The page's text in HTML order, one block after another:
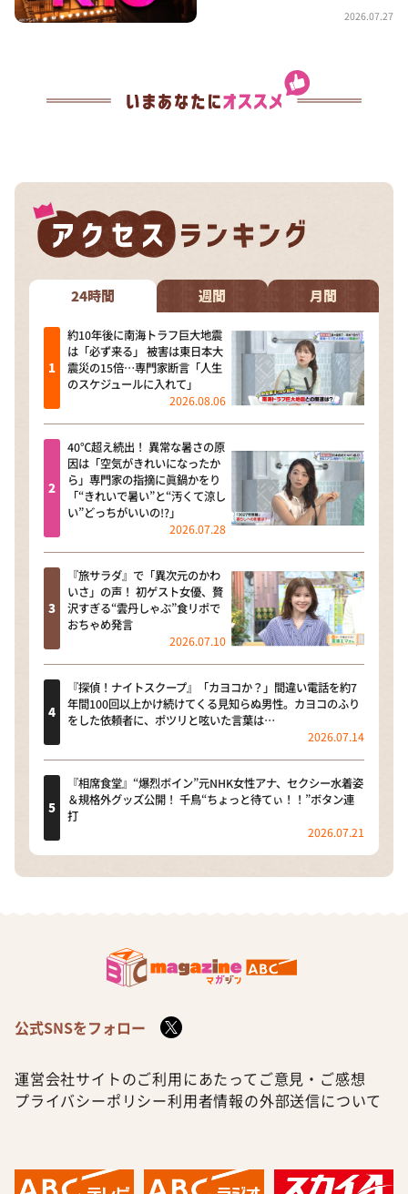
2026.07.27
24時間 週間 月間
約10年後に南海トラフ巨大地震
は「必ず来る」 被害は東日本大
震災の15倍…専門家断言「人生
のスケジュールに入れて」
2026.08.06
40℃超え続出！ 異常な暑さの原
因は「空気がきれいになったか
ら」専門家の指摘に眞鍋かをり
「“きれいで暑い”と“汚くて涼し
い”どっちがいいの!?」
2026.07.28
『旅サラダ』で「異次元のかわ
いさ」の声！ 初ゲスト女優、贅
沢すぎる“雲丹しゃぶ”食リポで
おちゃめ発言
2026.07.10
『探偵！ナイトスクープ』「カヨコか？」間違い電話を約7
年間100回以上かけ続けてくる見知らぬ男性。カヨコのふり
をした依頼者に、ポツリと呟いた言葉は…
2026.07.14
『相席食堂』“爆烈ボイン”元NHK女性アナ、セクシー水着姿
＆規格外グッズ公開！ 千鳥“ちょっと待てぃ！！”ボタン連
打
2026.07.21
公式SNSをフォロー
運営会社サイトのご利用にあたって ご意見・ご感想
プライバシーポリシー利用者情報の外部送信について